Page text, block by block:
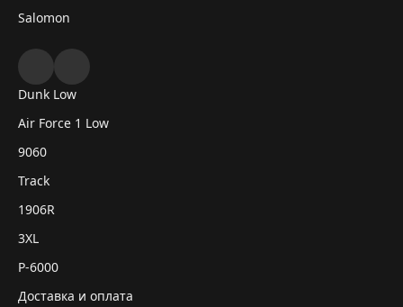
Salomon
Dunk Low
Air Force 1 Low
9060
Track
1906R
3XL
P-6000
Доставка и оплата